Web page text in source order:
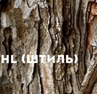
(ШТИЛЬ)